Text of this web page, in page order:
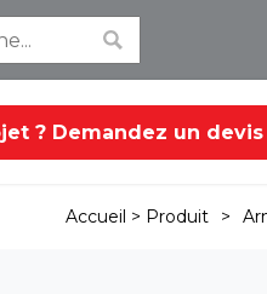
? Demandez un devis
Accueil > Produit >